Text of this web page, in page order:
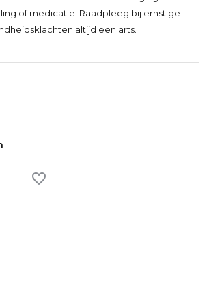
of medicatie. Raadpleeg bij ernstige
altijd een arts.